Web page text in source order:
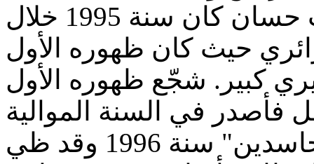
كان أوّل ظهور رسمي للشاب حسان كان سنة 1995 خلال
حيث كان ظهوره الأول
كبير. شجّع ظهوره الأول
فأصدر في السنة الموالية
أوذل ألبوم خاص به "عين الحاسدين" سنة 1996 وقد ظي